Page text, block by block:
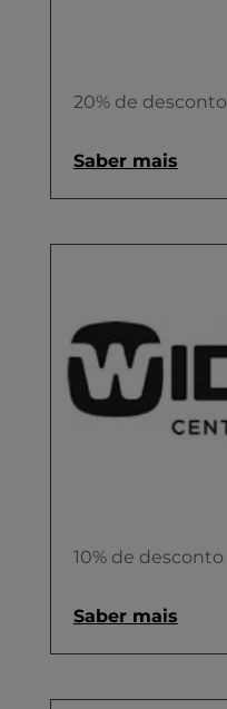
20% de desconto
Saber mais
10% de desconto
Saber mais